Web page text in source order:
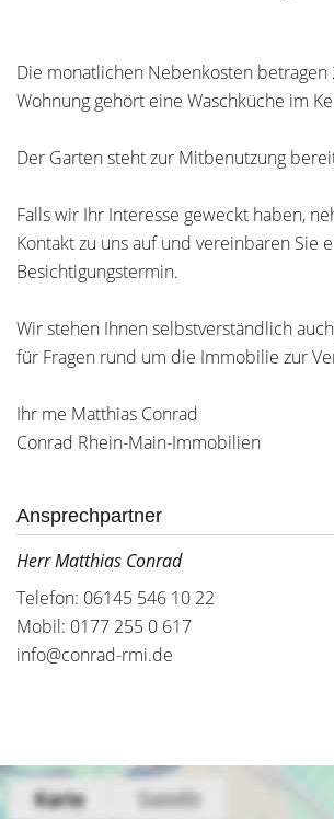
Die monatlichen Nebenkosten betragen
Wohnung gehört eine Waschküche im
Der Garten steht zur Mitbenutzung
Falls wir Ihr Interesse geweckt haben,
Kontakt zu uns auf und vereinbaren Sie
Besichtigungstermin.
Wir stehen Ihnen selbstverständlich
für Fragen rund um die Immobilie zur
Ihr me Matthias Conrad
Conrad Rhein-Main-Immobilien
Ansprechpartner
Herr Matthias Conrad
Telefon: 06145 546 10 22
Mobil: 0177 255 0 617
info@conrad-rmi.de